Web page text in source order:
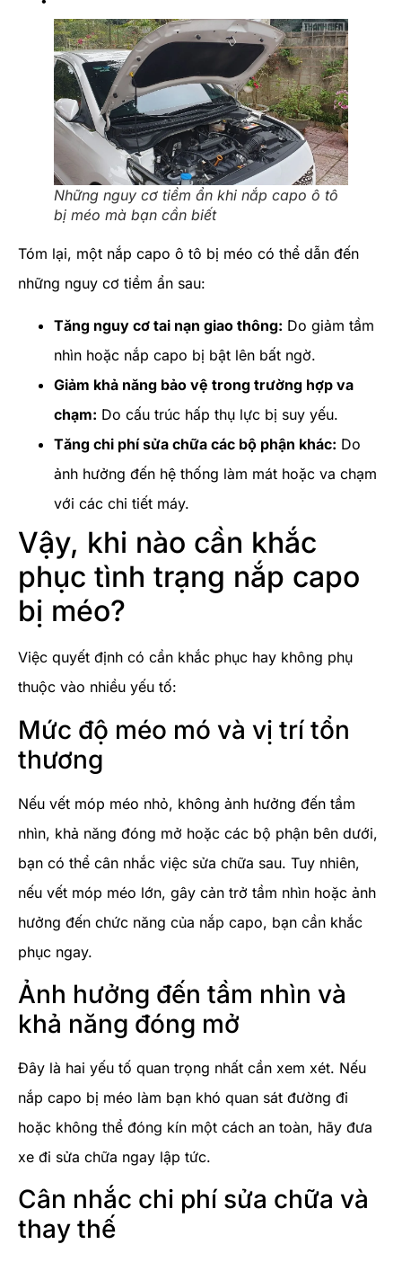
Những nguy cơ tiềm ẩn khi nắp capo ô tô
bị méo mà bạn cần biết
Tóm lại, một nắp capo ô tô bị méo có thể dẫn đến
những nguy cơ tiềm ẩn sau:
Tăng nguy cơ tai nạn giao thông: Do giảm tầm
nhìn hoặc nắp capo bị bật lên bất ngờ.
Giảm khả năng bảo vệ trong trường hợp va
chạm: Do cấu trúc hấp thụ lực bị suy yếu.
Tăng chi phí sửa chữa các bộ phận khác: Do
ảnh hưởng đến hệ thống làm mát hoặc va chạm
với các chi tiết máy.
Vậy, khi nào cần khắc
phục tình trạng nắp capo
bị méo?
Việc quyết định có cần khắc phục hay không phụ
thuộc vào nhiều yếu tố:
Mức độ méo mó và vị trí tổn
thương
Nếu vết móp méo nhỏ, không ảnh hưởng đến tầm
nhìn, khả năng đóng mở hoặc các bộ phận bên dưới,
bạn có thể cân nhắc việc sửa chữa sau. Tuy nhiên,
nếu vết móp méo lớn, gây cản trở tầm nhìn hoặc ảnh
hưởng đến chức năng của nắp capo, bạn cần khắc
phục ngay.
Ảnh hưởng đến tầm nhìn và
khả năng đóng mở
Đây là hai yếu tố quan trọng nhất cần xem xét. Nếu
nắp capo bị méo làm bạn khó quan sát đường đi
hoặc không thể đóng kín một cách an toàn, hãy đưa
xe đi sửa chữa ngay lập tức.
Cân nhắc chi phí sửa chữa và
thay thế